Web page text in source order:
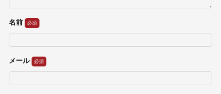
名前
メール